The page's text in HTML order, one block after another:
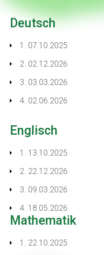
Deutsch
1. 07.10.2025
2. 02.12.2026
3. 03.03.2026
4. 02.06.2026
Englisch
1. 13.10.2025
2. 22.12.2026
3. 09.03.2026
4. 18.05.2026
Mathematik
1. 22.10.2025